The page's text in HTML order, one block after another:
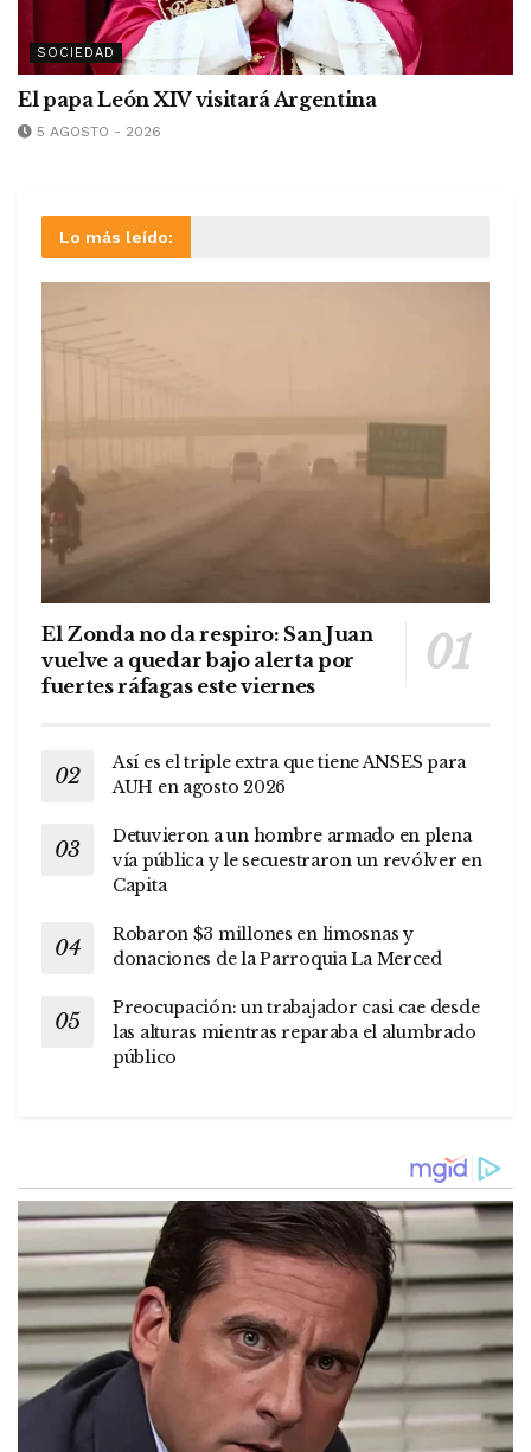
SOCIEDAD
El papa León XIV visitará Argentina
5 AGOSTO - 2026
Lo más leído:
El Zonda no da respiro: San Juan
vuelve a quedar bajo alerta por
fuertes ráfagas este viernes
Así es el triple extra que tiene ANSES para
AUH en agosto 2026
Detuvieron a un hombre armado en plena
vía pública y le secuestraron un revólver en
Capita
Robaron $3 millones en limosnas y
donaciones de la Parroquia La Merced
Preocupación: un trabajador casi cae desde
las alturas mientras reparaba el alumbrado
público